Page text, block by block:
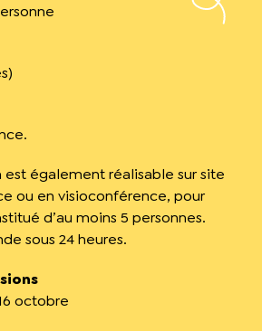
également réalisable sur site
ou en visioconférence, pour
d’au moins 5 personnes.
sous 24 heures.
16 octobre